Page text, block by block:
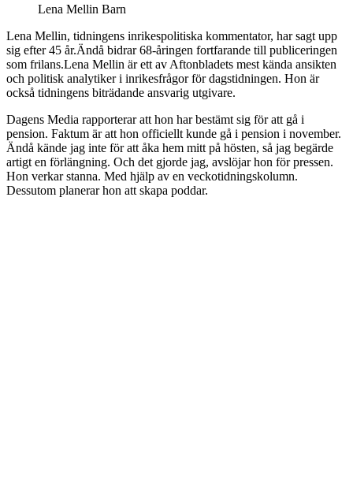
Lena Mellin Barn
Lena Mellin, tidningens inrikespolitiska kommentator, har sagt upp
sig efter 45 år.Ändå bidrar 68-åringen fortfarande till publiceringen
som frilans.Lena Mellin är ett av Aftonbladets mest kända ansikten
och politisk analytiker i inrikesfrågor för dagstidningen. Hon är
också tidningens biträdande ansvarig utgivare.
Dagens Media rapporterar att hon har bestämt sig för att gå i
pension. Faktum är att hon officiellt kunde gå i pension i november.
Ändå kände jag inte för att åka hem mitt på hösten, så jag begärde
artigt en förlängning. Och det gjorde jag, avslöjar hon för pressen.
Hon verkar stanna. Med hjälp av en veckotidningskolumn.
Dessutom planerar hon att skapa poddar.